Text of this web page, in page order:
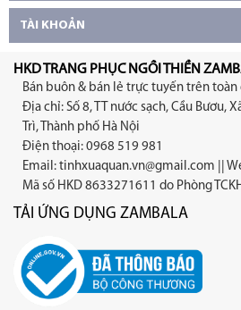
TÀI KHOẢN
HKD TRANG PHỤC NGỒI THIỀN
Bán buôn & bán lẻ trực tuyến trên toàn
Địa chỉ: Số 8, TT nước sạch, Cầu Bươu,
Trì, Thành phố Hà Nội
Điện thoại: 0968 519 981
Email: tinhxuaquan.vn@gmail.com ||
Mã số HKD 8633271611 do Phòng
TẢI ỨNG DỤNG ZAMBALA